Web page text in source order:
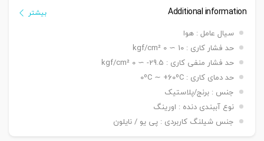
Additional information
سیال عامل : هوا
حد فشار کاری : 10 ∼ 0 kgf/cm²
حد فشار منفی کاری : 29.5- ∼ 0 kgf/cm²
حد دمای کاری : 0ºC ∼ +60ºC
جنس : برنج/پلاستیک
نوع آببندی دنده : اورینگ
جنس شیلنگ کاربردی : پی یو / نایلون
بیشتر